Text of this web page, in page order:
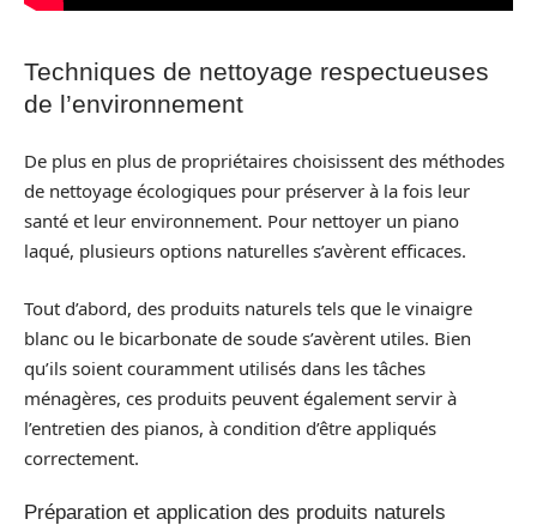
Techniques de nettoyage respectueuses
de l’environnement
De plus en plus de propriétaires choisissent des méthodes
de nettoyage écologiques pour préserver à la fois leur
santé et leur environnement. Pour nettoyer un piano
laqué, plusieurs options naturelles s’avèrent efficaces.
Tout d’abord, des produits naturels tels que le vinaigre
blanc ou le bicarbonate de soude s’avèrent utiles. Bien
qu’ils soient couramment utilisés dans les tâches
ménagères, ces produits peuvent également servir à
l’entretien des pianos, à condition d’être appliqués
correctement.
Préparation et application des produits naturels